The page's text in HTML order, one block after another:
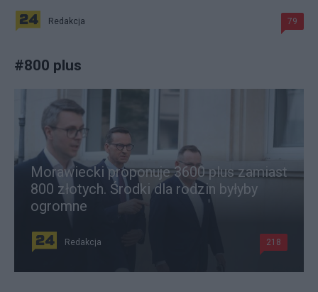
Redakcja 79
#800 plus
Morawiecki proponuje 3600 plus zamiast
800 złotych. Środki dla rodzin byłyby
ogromne
Redakcja 218